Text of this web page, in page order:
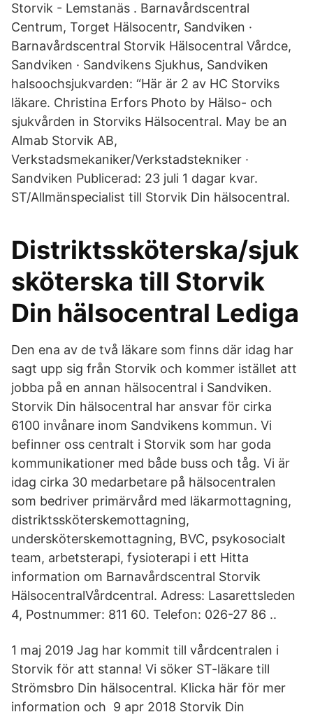
Storvik - Lemstanäs . Barnavårdscentral
Centrum, Torget Hälsocentr, Sandviken ·
Barnavårdscentral Storvik Hälsocentral Vårdce,
Sandviken · Sandvikens Sjukhus, Sandviken
halsoochsjukvarden: “Här är 2 av HC Storviks
läkare. Christina Erfors Photo by Hälso- och
sjukvården in Storviks Hälsocentral. May be an
Almab Storvik AB,
Verkstadsmekaniker/Verkstadstekniker ·
Sandviken Publicerad: 23 juli 1 dagar kvar.
ST/Allmänspecialist till Storvik Din hälsocentral.
Distriktssköterska/sjuk
sköterska till Storvik
Din hälsocentral Lediga
Den ena av de två läkare som finns där idag har
sagt upp sig från Storvik och kommer istället att
jobba på en annan hälsocentral i Sandviken.
Storvik Din hälsocentral har ansvar för cirka
6100 invånare inom Sandvikens kommun. Vi
befinner oss centralt i Storvik som har goda
kommunikationer med både buss och tåg. Vi är
idag cirka 30 medarbetare på hälsocentralen
som bedriver primärvård med läkarmottagning,
distriktssköterskemottagning,
undersköterskemottagning, BVC, psykosocialt
team, arbetsterapi, fysioterapi i ett Hitta
information om Barnavårdscentral Storvik
HälsocentralVårdcentral. Adress: Lasarettsleden
4, Postnummer: 811 60. Telefon: 026-27 86 ..
1 maj 2019 Jag har kommit till vårdcentralen i
Storvik för att stanna! Vi söker ST-läkare till
Strömsbro Din hälsocentral. Klicka här för mer
information och 9 apr 2018 Storvik Din